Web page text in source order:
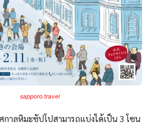
sapporo.travel
กาลหิมะซัปโปสามารถแบ่งได้เป็น 3 โซน